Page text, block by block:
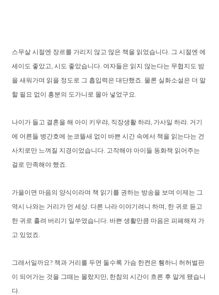
스무살 시절엔 장르를 가리지 않고 많은 책을 읽었습니다. 그 시절엔 에
세이도 좋았고, 시도 좋았습니다. 여자들은 읽지 않는다는 무협지도 밤
을 새워가며 읽을 정도로 그 흡입력은 대단했죠. 물론 실화소설은 더 말
할 필요 없이 흥분의 도가니로 몰아 넣었구요.
나이가 들고 결혼을 해 아이 키우랴, 직장생활 하랴, 가사일 하랴. 거기
에 어른들 병간호에 눈코뜰새 없이 바쁜 시간 속에서 책을 읽는다는 건
사치로만 느껴질 지경이었습니다. 고작해야 아이들 동화책 읽어주는
걸로 만족해야 했죠.
가을이면 마음의 양식이라며 책 읽기를 권하는 방송을 보며 이제는 그
역시 나와는 거리가 먼 세상. 다른 나라 이야기려니 하며, 한 귀로 듣고
한 귀로 흘려 버리기 일쑤였습니다. 바쁜 생활만큼 마음은 피폐해져 가
고 있었죠.
그래서일까요? 책과 거리를 두면 둘수록 가슴 한켠은 휑하니 허허벌판
이 되어가는 것을 그때는 몰랐지만, 한참의 시간이 흐른 후 알게 됐습니
다.